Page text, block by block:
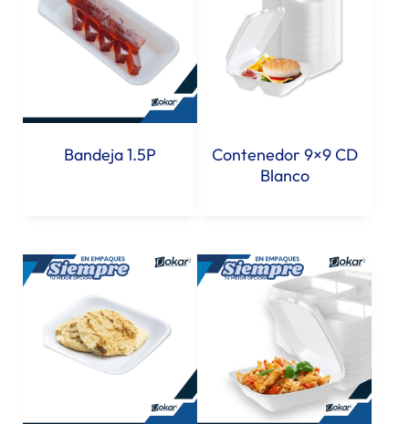
Bandeja 1.5P
Contenedor 9×9 CD
Blanco